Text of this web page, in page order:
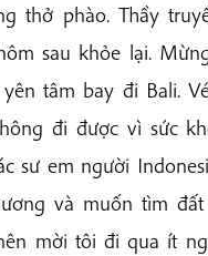
thở phào. Thầy
sau khỏe lại.
tâm bay đi Bali.
đi được vì sức
sư em người
và muốn tìm
mời tôi đi qua ít